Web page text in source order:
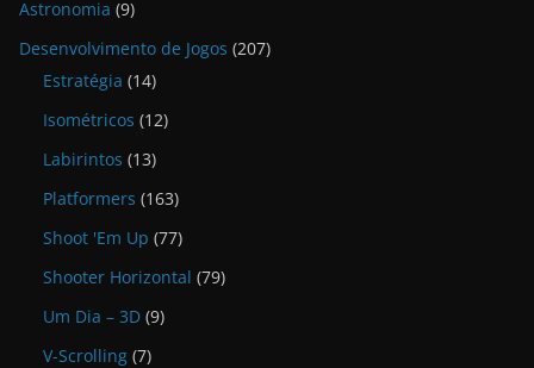
Astronomia (9)
Desenvolvimento de Jogos (207)
Estratégia (14)
Isométricos (12)
Labirintos (13)
Platformers (163)
Shoot 'Em Up (77)
Shooter Horizontal (79)
Um Dia – 3D (9)
V-Scrolling (7)